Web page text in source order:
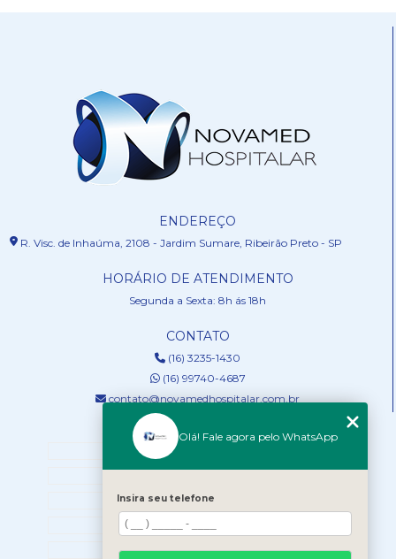
ENDEREÇO
R. Visc. de Inhaúma, 2108 - Jardim Sumare, Ribeirão Preto - SP
HORÁRIO DE ATENDIMENTO
Segunda a Sexta: 8h ás 18h
CONTATO
(16) 3235-1430
(16) 99740-4687
contato@novamedhospitalar.com.br
MENU
SERVIÇOS
NOSSOS PRODUTOS
BLOG
Olá! Fale agora pelo WhatsApp
Insira seu telefone